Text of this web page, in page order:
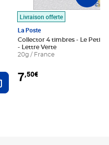
Ajouter au panier
Livraison offerte
La Poste
Collector 4 timbres - Le Petit
- Lettre Verte
20g / France
7,50€